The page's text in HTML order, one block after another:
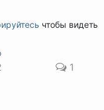
чтобы видеть
1